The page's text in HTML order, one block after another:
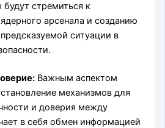
стремиться к
арсенала и созданию
ситуации в
Важным аспектом
механизмов для
и доверия между
в себя обмен информацией